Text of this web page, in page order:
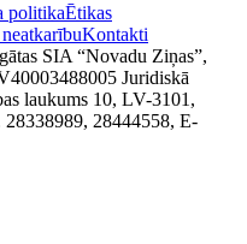
politikaĒtikas
Kontakti
SIA “Novadu Ziņas”,
Juridiskā
laukums 10, LV-3101,
28444558, E-